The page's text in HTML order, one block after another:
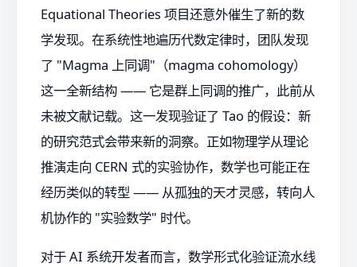
Equational Theories 项目还意外催生了新的数
学发现。在系统性地遍历代数定律时，团队发现
了 "Magma 上同调"（magma cohomology）
这一全新结构 —— 它是群上同调的推广，此前从
未被文献记载。这一发现验证了 Tao 的假设：新
的研究范式会带来新的洞察。正如物理学从理论
推演走向 CERN 式的实验协作，数学也可能正在
经历类似的转型 —— 从孤独的天才灵感，转向人
机协作的 "实验数学" 时代。
对于 AI 系统开发者而言，数学形式化验证流水线